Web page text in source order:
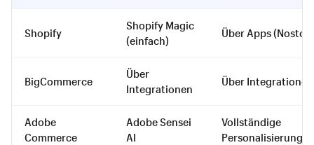
Shopify
Shopify Magic
(einfach)
Über Apps (Nosto
BigCommerce
Über
Integrationen
Über Integrationen
Adobe
Commerce
Adobe Sensei
AI
Vollständige
Personalisierung